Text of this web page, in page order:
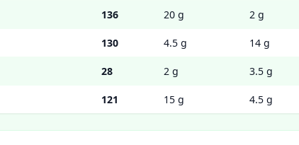
136 20 g 2 g
130 4.5 g 14 g
28 2 g 3.5 g
121 15 g 4.5 g